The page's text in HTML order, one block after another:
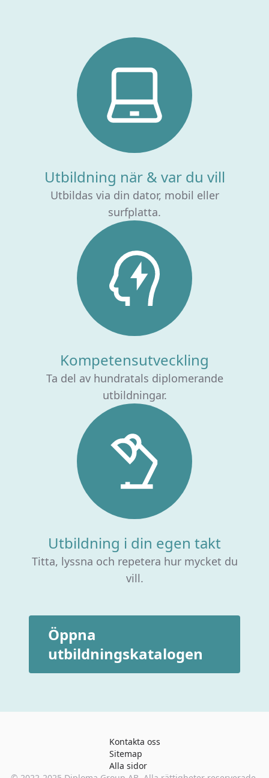
Utbildning när & var du vill
Utbildas via din dator, mobil eller
surfplatta.
Kompetensutveckling
Ta del av hundratals diplomerande
utbildningar.
Utbildning i din egen takt
Titta, lyssna och repetera hur mycket du
vill.
Öppna
utbildningskatalogen
Kontakta oss
Sitemap
Alla sidor